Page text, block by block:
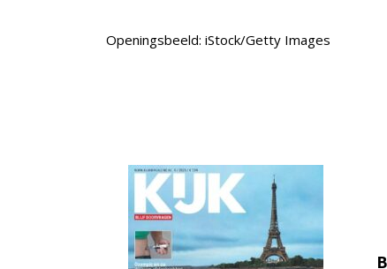
Openingsbeeld: iStock/Getty Images